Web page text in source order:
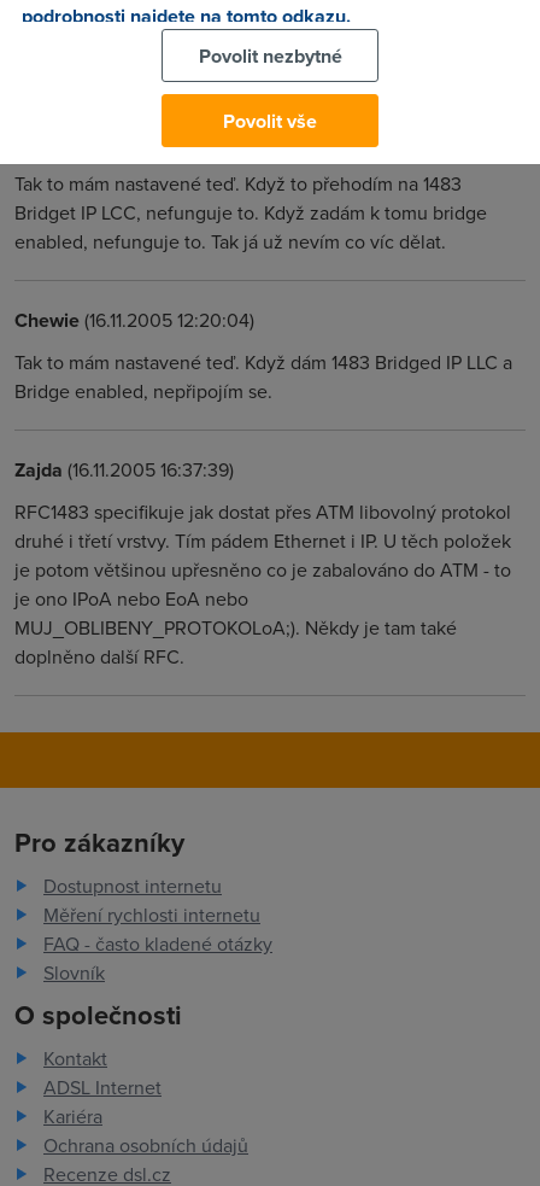
ChewieDC(16.11.2005 12:17:52)
http://img356.imageshack.us/img356/3090/snap12hi.gif
(16.11.2005 12:19:07)
Tak to mám nastavené teď. Když to přehodím na 1483
Bridget IP LCC, nefunguje to. Když zadám k tomu bridge
enabled, nefunguje to. Tak já už nevím co víc dělat.
Chewie(16.11.2005 12:20:04)
Tak to mám nastavené teď. Když dám 1483 Bridged IP LLC a
Bridge enabled, nepřipojím se.
Zajda (16.11.2005 16:37:39)
RFC1483 specifikuje jak dostat přes ATM libovolný protokol
druhé i třetí vrstvy. Tím pádem Ethernet i IP. U těch položek
je potom většinou upřesněno co je zabalováno do ATM - to
je ono IPoA nebo EoA nebo
MUJ_OBLIBENY_PROTOKOLoA;). Někdy je tam také
doplněno další RFC.
Pro zákazníky
Dostupnost internetu
Měření rychlosti internetu
FAQ - často kladené otázky
Slovník
O společnosti
Kontakt
ADSL Internet
Kariéra
Ochrana osobních údajů
Recenze dsl.cz
podrobnosti najdete na tomto odkazu.
Povolit nezbytné
Povolit vše